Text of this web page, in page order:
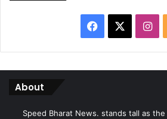
Facebook
About
Speed Bharat News. stands tall as